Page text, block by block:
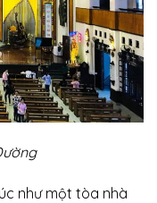
như một tòa nhà